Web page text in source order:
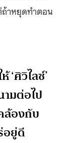
าหยุดทำตอน
‘ศิวิไลซ์’
ามต่อไป
ล้องกับ
อยู่ดี